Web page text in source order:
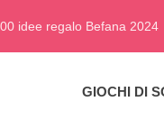
idee regalo Befana 2024
GIOCHI DI